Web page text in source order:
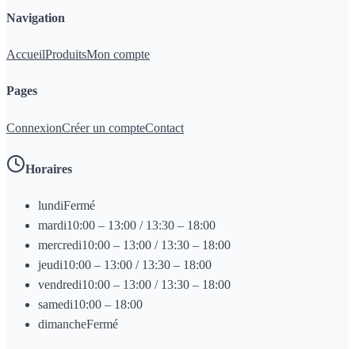
Navigation
AccueilProduitsMon compte
Pages
ConnexionCréer un compteContact
Horaires
lundiFermé
mardi10:00 – 13:00 / 13:30 – 18:00
mercredi10:00 – 13:00 / 13:30 – 18:00
jeudi10:00 – 13:00 / 13:30 – 18:00
vendredi10:00 – 13:00 / 13:30 – 18:00
samedi10:00 – 18:00
dimancheFermé